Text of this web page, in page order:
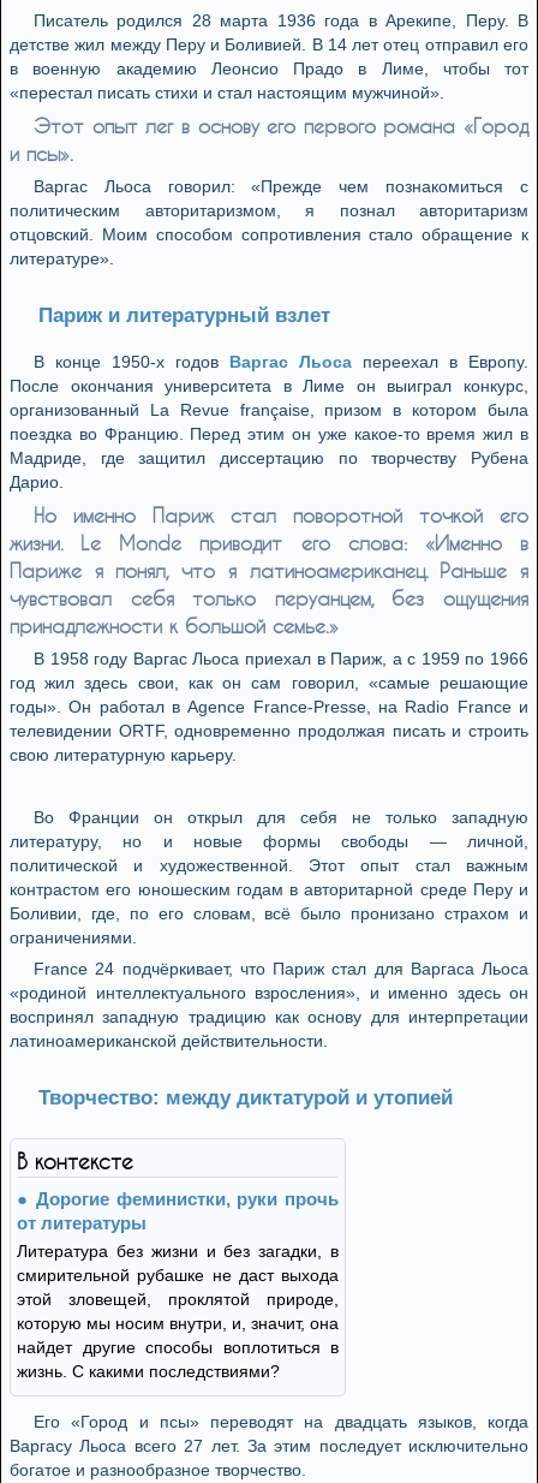
Писатель родился 28 марта 1936 года в Арекипе, Перу. В
детстве жил между Перу и Боливией. В 14 лет отец отправил его
в военную академию Леонсио Прадо в Лиме, чтобы тот
«перестал писать стихи и стал настоящим мужчиной».
Этот опыт лег в основу его первого романа «Город
и псы».
Варгас Льоса говорил: «Прежде чем познакомиться с
политическим авторитаризмом, я познал авторитаризм
отцовский. Моим способом сопротивления стало обращение к
литературе».
Париж и литературный взлет
В конце 1950-х годов Варгас Льоса переехал в Европу.
После окончания университета в Лиме он выиграл конкурс,
организованный La Revue française, призом в котором была
поездка во Францию. Перед этим он уже какое-то время жил в
Мадриде, где защитил диссертацию по творчеству Рубена
Дарио.
Но именно Париж стал поворотной точкой его
жизни. Le Monde приводит его слова: «Именно в
Париже я понял, что я латиноамериканец. Раньше я
чувствовал себя только перуанцем, без ощущения
принадлежности к большой семье.»
В 1958 году Варгас Льоса приехал в Париж, а с 1959 по 1966
год жил здесь свои, как он сам говорил, «самые решающие
годы». Он работал в Agence France-Presse, на Radio France и
телевидении ORTF, одновременно продолжая писать и строить
свою литературную карьеру.
Во Франции он открыл для себя не только западную
литературу, но и новые формы свободы — личной,
политической и художественной. Этот опыт стал важным
контрастом его юношеским годам в авторитарной среде Перу и
Боливии, где, по его словам, всё было пронизано страхом и
ограничениями.
France 24 подчёркивает, что Париж стал для Варгаса Льоса
«родиной интеллектуального взросления», и именно здесь он
воспринял западную традицию как основу для интерпретации
латиноамериканской действительности.
Творчество: между диктатурой и утопией
В контексте
Дорогие феминистки, руки прочь
от литературы
Литература без жизни и без загадки, в
смирительной рубашке не даст выхода
этой зловещей, проклятой природе,
которую мы носим внутри, и, значит, она
найдет другие способы воплотиться в
жизнь. С какими последствиями?
Его «Город и псы» переводят на двадцать языков, когда
Варгасу Льоса всего 27 лет. За этим последует исключительно
богатое и разнообразное творчество.